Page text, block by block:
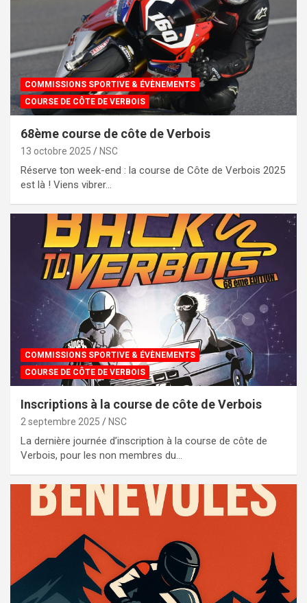
COMMISSIONS SPORTIVE & ÉVÈNEMENTS
COURSE DE CÔTE DE VERBOIS
68ème course de côte de Verbois
13 octobre 2025 NSC
Réserve ton week-end : la course de Côte de Verbois 2025
est là ! Viens vibrer…
COMMISSIONS SPORTIVE & ÉVÈNEMENTS
COURSE DE CÔTE DE VERBOIS
Inscriptions à la course de côte de Verbois
2 septembre 2025 NSC
La dernière journée d’inscription à la course de côte de
Verbois, pour les non membres du…